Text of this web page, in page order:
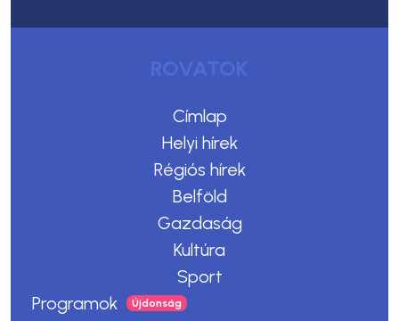
ROVATOK
Címlap
Helyi hírek
Régiós hírek
Belföld
Gazdaság
Kultúra
Sport
Programok